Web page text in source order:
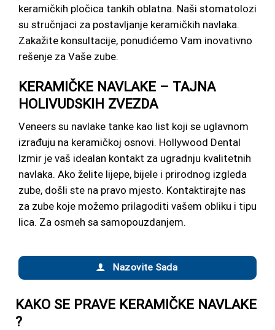
keramičkih pločica tankih oblatna. Naši stomatolozi
su stručnjaci za postavljanje keramičkih navlaka.
Zakažite konsultacije, ponudićemo Vam inovativno
rešenje za Vaše zube.
KERAMIČKE NAVLAKE – TAJNA
HOLIVUDSKIH ZVEZDA
Veneers su navlake tanke kao list koji se uglavnom
izrađuju na keramičkoj osnovi. Hollywood Dental
Izmir je vaš idealan kontakt za ugradnju kvalitetnih
navlaka. Ako želite lijepe, bijele i prirodnog izgleda
zube, došli ste na pravo mjesto. Kontaktirajte nas
za zube koje možemo prilagoditi vašem obliku i tipu
lica. Za osmeh sa samopouzdanjem.
Nazovite Sada
KAKO SE PRAVE KERAMIČKE NAVLAKE
?